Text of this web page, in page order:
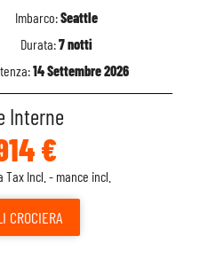
Imbarco:Seattle
Durata:7 notti
14 Settembre 2026
Interne
€
Incl. - mance incl.
CROCIERA